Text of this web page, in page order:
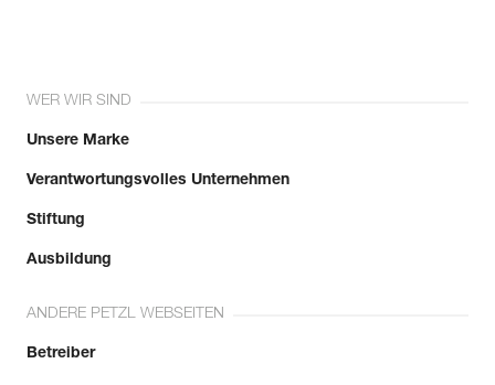
WER WIR SIND
Unsere Marke
Verantwortungsvolles Unternehmen
Stiftung
Ausbildung
ANDERE PETZL WEBSEITEN
Betreiber